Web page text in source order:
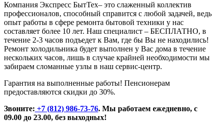
Компания Экспресс БытТех– это слаженный коллектив
профессионалов, способный справится с любой задачей, ведь
опыт работы в сфере ремонта бытовой техники у нас
составляет более 10 лет. Наш специалист – БЕСПЛАТНО, в
течение 2-3 часов подъедет к Вам, где бы Вы не находились!
Ремонт холодильника будет выполнен у Вас дома в течение
нескольких часов, лишь в случае крайней необходимости мы
забираем сломанные узлы в наш сервис-центр.
Гарантия на выполненные работы! Пенсионерам
предоставляются скидки до 30%.
Звоните: +7 (812) 986-73-76. Мы работаем ежедневно, с
09.00 до 23.00, без выходных!